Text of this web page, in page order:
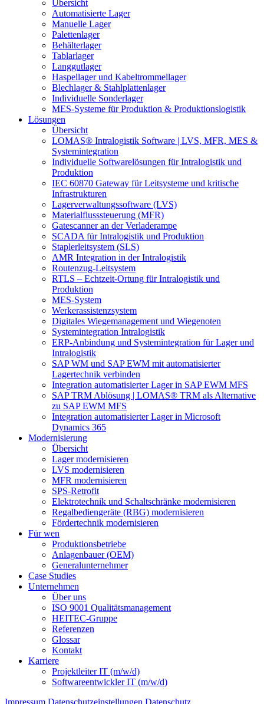
Übersicht
Automatisierte Lager
Manuelle Lager
Palettenlager
Behälterlager
Tablarlager
Langgutlager
Haspellager und Kabeltrommellager
Blechlager & Stahlplattenlager
Individuelle Sonderlager
MES-Systeme für Produktion & Produktionslogistik
Lösungen
Übersicht
LOMAS® Intralogistik Software | LVS, MFR, MES &
Systemintegration
Individuelle Softwarelösungen für Intralogistik und
Produktion
IEC 60870 Gateway für Leitsysteme und kritische
Infrastrukturen
Lagerverwaltungssoftware (LVS)
Materialflusssteuerung (MFR)
Gatescanner an der Verladerampe
SCADA für Intralogistik und Produktion
Staplerleitsystem (SLS)
AMR Integration in der Intralogistik
Routenzug-Leitsystem
RTLS – Echtzeit-Ortung für Intralogistik und
Produktion
MES-System
Werkerassistenzsystem
Digitales Wiegemanagement und Wiegenoten
Systemintegration Intralogistik
ERP-Anbindung und Systemintegration für Lager und
Intralogistik
SAP WM und SAP EWM mit automatisierter
Lagertechnik verbinden
Integration automatisierter Lager in SAP EWM MFS
SAP TRM Ablösung | LOMAS® TRM als Alternative
zu SAP EWM MFS
Integration automatisierter Lager in Microsoft
Dynamics 365
Modernisierung
Übersicht
Lager modernisieren
LVS modernisieren
MFR modernisieren
SPS-Retrofit
Elektrotechnik und Schaltschränke modernisieren
Regalbediengeräte (RBG) modernisieren
Fördertechnik modernisieren
Für wen
Produktionsbetriebe
Anlagenbauer (OEM)
Generalunternehmer
Case Studies
Unternehmen
Über uns
ISO 9001 Qualitätsmanagement
HEITEC-Gruppe
Referenzen
Glossar
Kontakt
Karriere
Projektleiter IT (m/w/d)
Softwareentwickler IT (m/w/d)
Impressum Datenschutzeinstellungen Datenschutz